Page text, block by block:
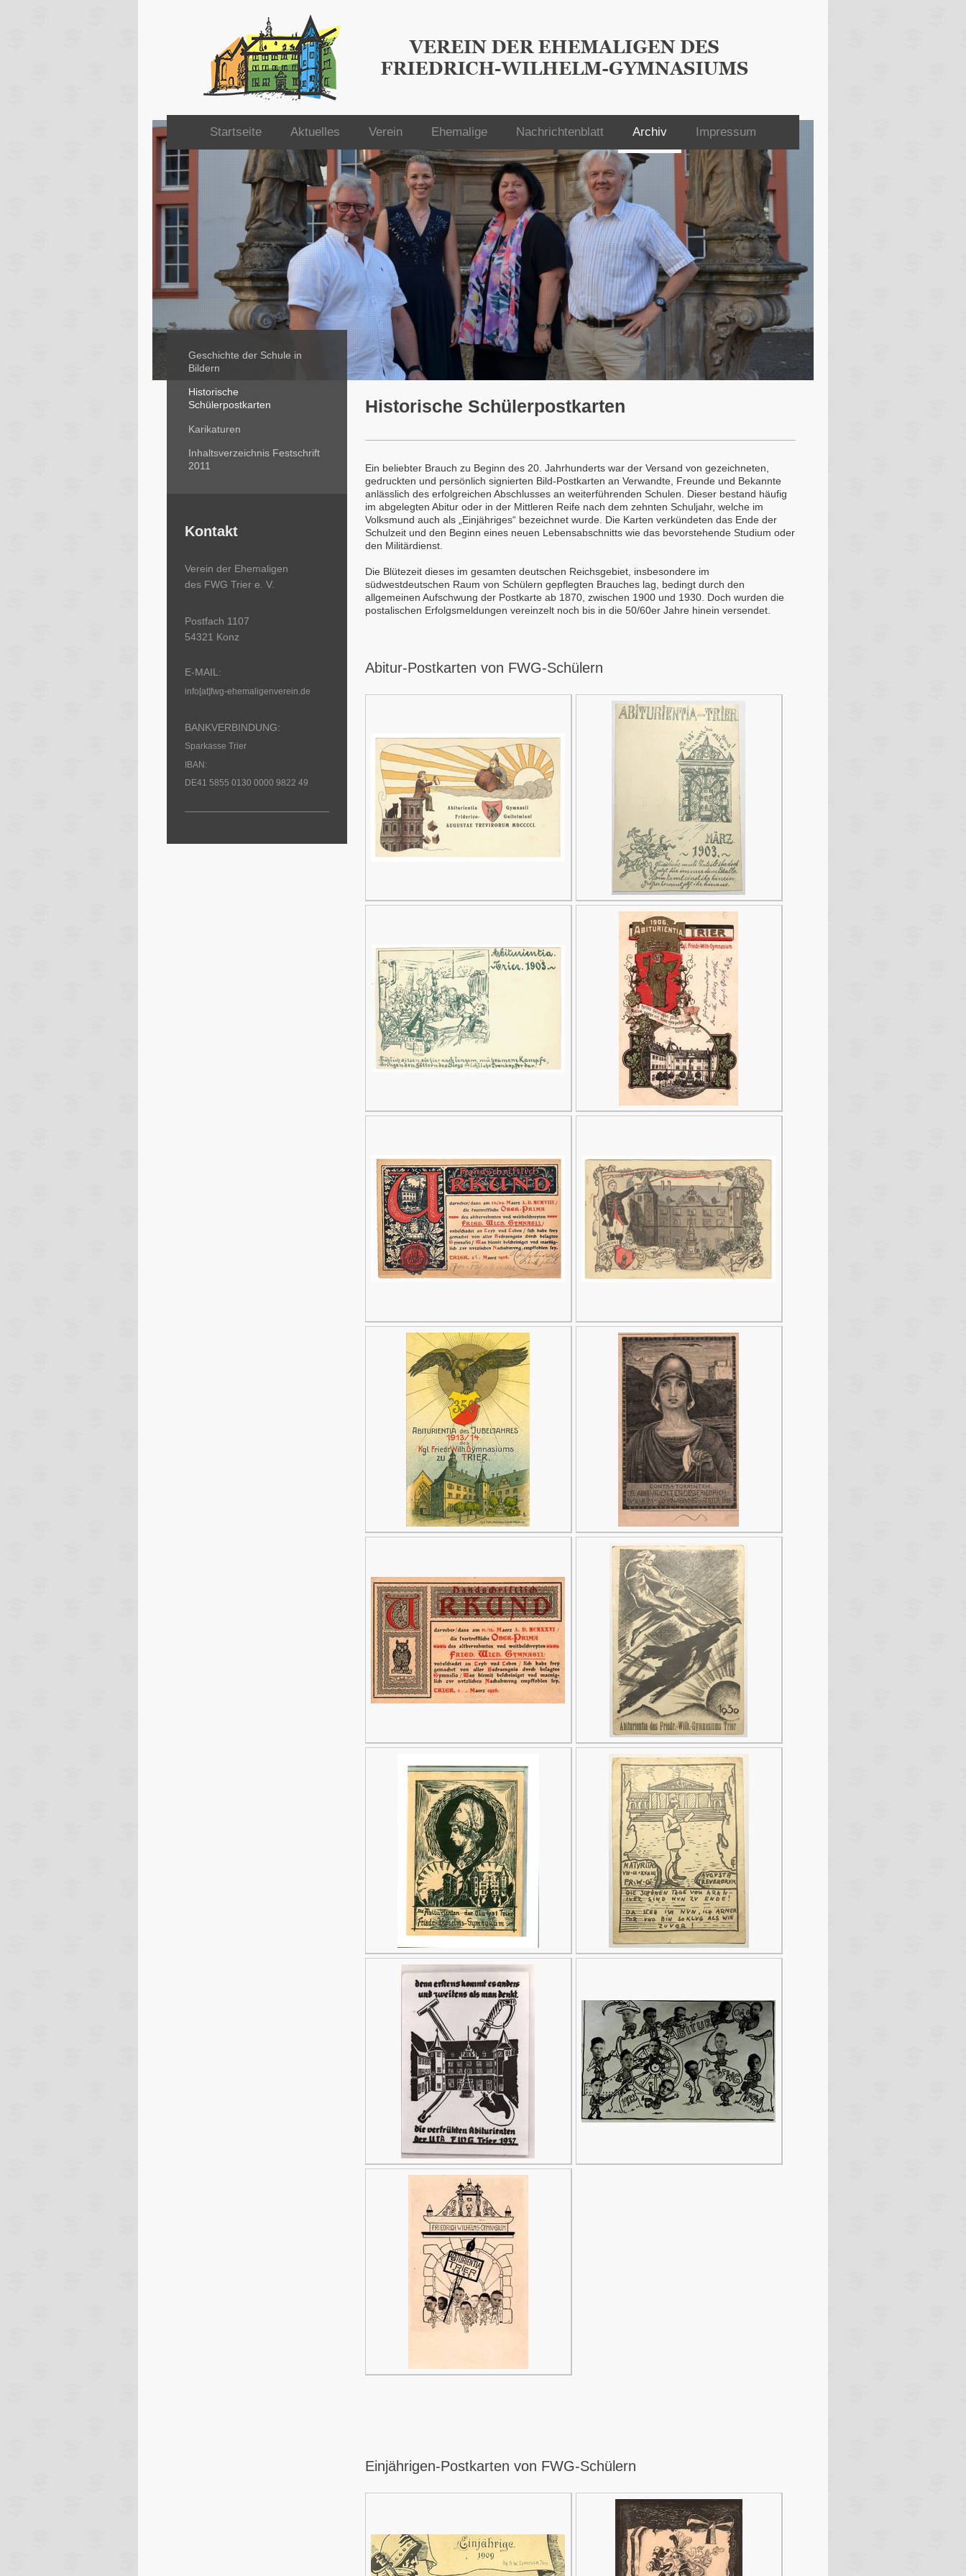
Startseite Aktuelles Verein Ehemalige Nachrichtenblatt Archiv Impressum
Historische Schülerpostkarten
Ein beliebter Brauch zu Beginn des 20. Jahrhunderts war der Versand von gezeichneten,
gedruckten und persönlich signierten Bild-Postkarten an Verwandte, Freunde und Bekannte
anlässlich des erfolgreichen Abschlusses an weiterführenden Schulen. Dieser bestand häufig
im abgelegten Abitur oder in der Mittleren Reife nach dem zehnten Schuljahr, welche im
Volksmund auch als „Einjähriges“ bezeichnet wurde. Die Karten verkündeten das Ende der
Schulzeit und den Beginn eines neuen Lebensabschnitts wie das bevorstehende Studium oder
den Militärdienst.
Die Blütezeit dieses im gesamten deutschen Reichsgebiet, insbesondere im
südwestdeutschen Raum von Schülern gepflegten Brauches lag, bedingt durch den
allgemeinen Aufschwung der Postkarte ab 1870, zwischen 1900 und 1930. Doch wurden die
postalischen Erfolgsmeldungen vereinzelt noch bis in die 50/60er Jahre hinein versendet.
Abitur-Postkarten von FWG-Schülern
Einjährigen-Postkarten von FWG-Schülern
Geschichte der Schule in
Bildern
Historische
Schülerpostkarten
Karikaturen
Inhaltsverzeichnis Festschrift
2011
Kontakt
Verein der Ehemaligen
des FWG Trier e. V.
Postfach 1107
54321 Konz
E-MAIL:
info[at]fwg-ehemaligenverein.de
BANKVERBINDUNG:
Sparkasse Trier
IBAN:
DE41 5855 0130 0000 9822 49